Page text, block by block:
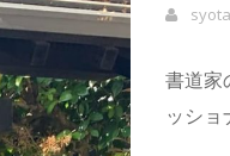
書道家
ッショ